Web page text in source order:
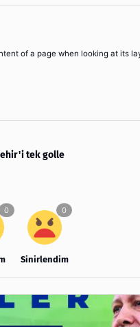
of a page when looking at its
tek golle
Sinirlendim